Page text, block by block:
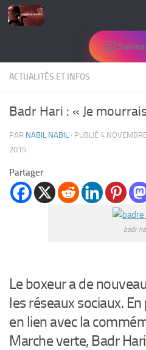
Skip to content
ACTUALITÉS ET INFOS
Badr Hari : « Je
PAR NABIL NABIL · PUBLIÉ 4
2015
Partager
badr
Le boxeur a de
les réseaux sociaux.
en lien avec la
Marche verte, Badr